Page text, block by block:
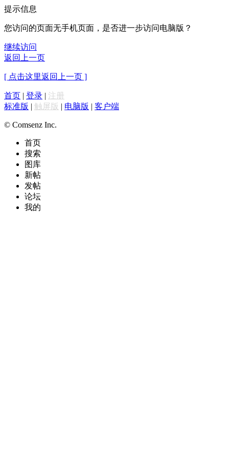
提示信息
您访问的页面无手机页面，是否进一步访问电脑版？
继续访问
返回上一页
[ 点击这里返回上一页 ]
首页 | 登录 | 注册
标准版 | 触屏版 | 电脑版 | 客户端
© Comsenz Inc.
首页
搜索
图库
新帖
发帖
论坛
我的